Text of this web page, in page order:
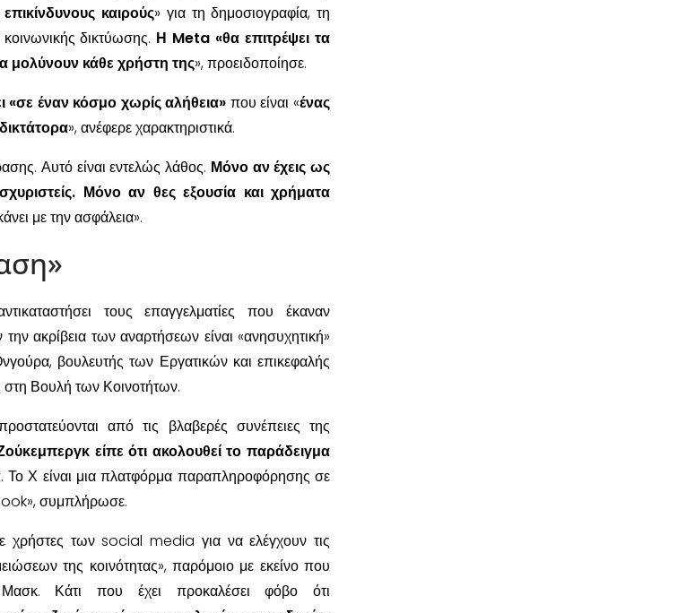
επικίνδυνους καιρούς» για τη δημοσιογραφία, τη
δικτύωσης. Η Meta «θα επιτρέψει τα
μολύνουν κάθε χρήστη της», προειδοποίησε.
«σε έναν κόσμο χωρίς αλήθεια» που είναι «ένας
», ανέφερε χαρακτηριστικά.
Αυτό είναι εντελώς λάθος. Μόνο αν έχεις ως
Μόνο αν θες εξουσία και χρήματα
με την ασφάλεια».
τους επαγγελματίες που έκαναν
ακρίβεια των αναρτήσεων είναι «ανησυχητική»
βουλευτής των Εργατικών και επικεφαλής
στη Βουλή των Κοινοτήτων.
από τις βλαβερές συνέπειες της
είπε ότι ακολουθεί το παράδειγμα
. Το Χ είναι μια πλατφόρμα παραπληροφόρησης σε
συμπλήρωσε.
χρήστες των social media για να ελέγχουν τις
της κοινότητας», παρόμοιο με εκείνο που
Κάτι που έχει προκαλέσει φόβο ότι